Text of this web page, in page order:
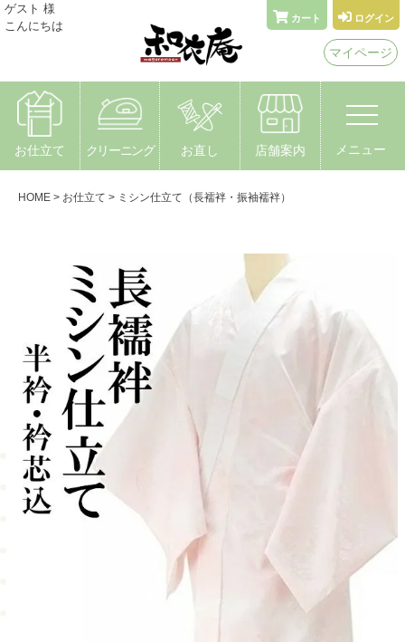
ゲスト 様
こんにちは
カート ログイン
マイページ
お仕立て クリーニング お直し 店舗案内 メニュー
着物なんでもやさん 和衣庵
〒615-0051 京都市右京区西院安塚町24
HOME お仕立て ミシン仕立て（長襦袢・振袖襦袢）